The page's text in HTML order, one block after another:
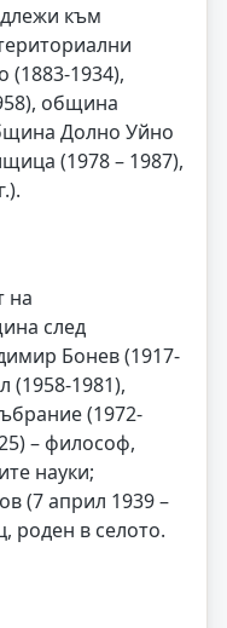
към
1934),
община
Долно Уйно
(1978 – 1987),
на
след
Бонев (1917-
(1958-1981),
(1972-
– философ,
науки;
(7 април 1939 –
роден в селото.